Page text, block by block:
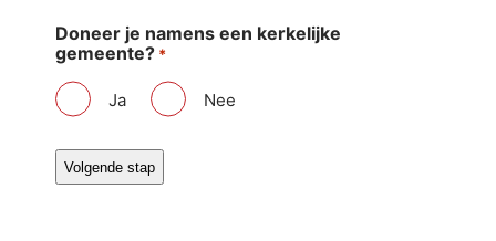
Doneer je namens een kerkelijke
gemeente? *
Ja Nee